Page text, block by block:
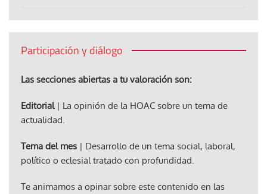
Participación y diálogo
Las secciones abiertas a tu valoración son:
Editorial| La opinión de la HOAC sobre un tema de
actualidad.
Tema del mes | Desarrollo de un tema social, laboral,
político o eclesial tratado con profundidad.
Te animamos a opinar sobre este contenido en las